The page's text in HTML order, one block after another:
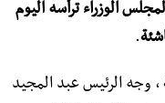
الوزراء ترأسه اليوم
.
، وجه الرئيس عبد المجيد